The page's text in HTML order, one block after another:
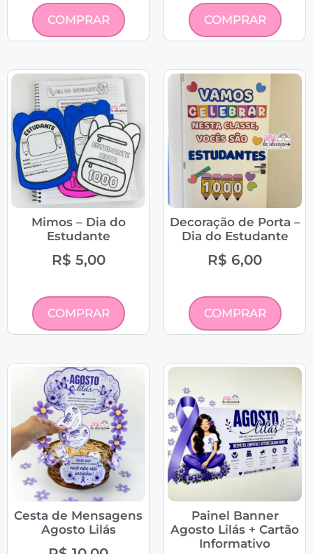
COMPRAR COMPRAR
Mimos – Dia do
Estudante
R$ 5,00
COMPRAR
Decoração de Porta –
Dia do Estudante
R$ 6,00
COMPRAR
Cesta de Mensagens
Agosto Lilás
Painel Banner
Agosto Lilás + Cartão
Informativo